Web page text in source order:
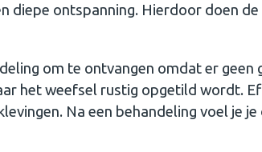
diepe ontspanning. Hierdoor doen
om te ontvangen omdat er geen
het weefsel rustig opgetild wordt.
Na een behandeling voel je